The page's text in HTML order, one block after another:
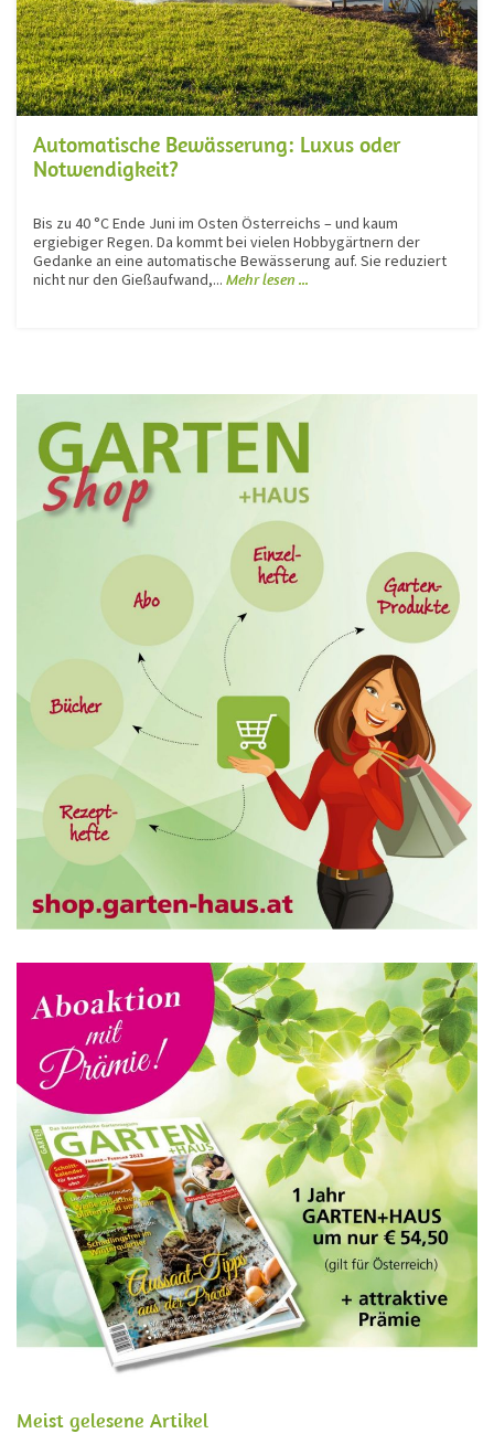
Automatische Bewässerung: Luxus oder
Notwendigkeit?
Bis zu 40 °C Ende Juni im Osten Österreichs – und kaum
ergiebiger Regen. Da kommt bei vielen Hobbygärtnern der
Gedanke an eine automatische Bewässerung auf. Sie reduziert
nicht nur den Gießaufwand,... Mehr lesen ...
Meist gelesene Artikel